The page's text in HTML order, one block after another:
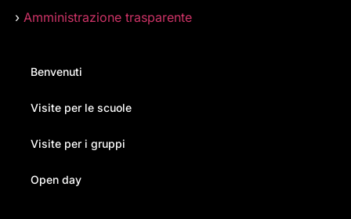
› Amministrazione trasparente
Benvenuti
Visite per le scuole
Visite per i gruppi
Open day